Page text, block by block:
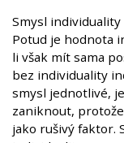
Smysl
Potud je hodnota
li však mít sama
bez individuality
smysl jednotlivé,
zaniknout,
jako rušivý faktor.